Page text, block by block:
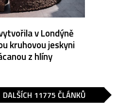
v Londýně
kruhovou jeskyni
z hlíny
DALŠÍCH 11775 ČLÁNKŮ